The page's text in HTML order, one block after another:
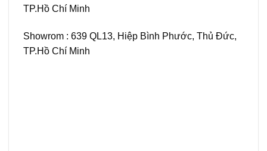
TP.Hồ Chí Minh
Showrom : 639 QL13, Hiệp Bình Phước, Thủ Đức,
TP.Hồ Chí Minh